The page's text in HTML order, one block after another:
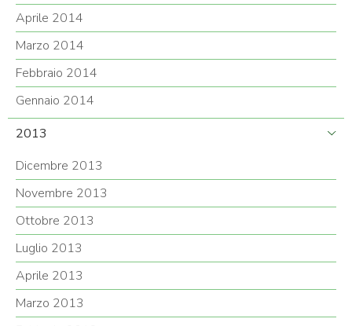
Aprile 2014
Marzo 2014
Febbraio 2014
Gennaio 2014
2013
Dicembre 2013
Novembre 2013
Ottobre 2013
Luglio 2013
Aprile 2013
Marzo 2013